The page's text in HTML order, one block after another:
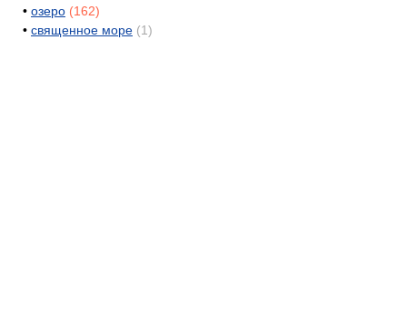
• озеро (162)
• священное море (1)